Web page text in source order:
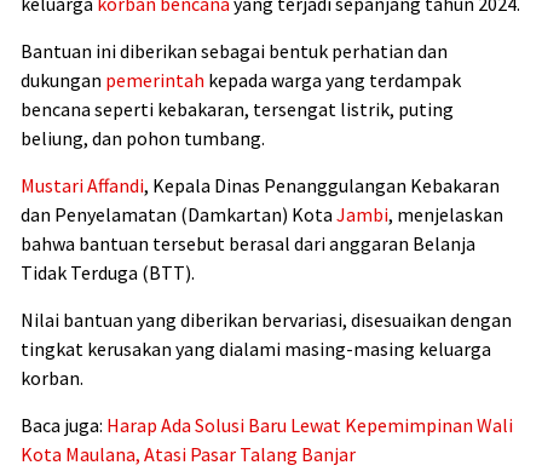
Bantuan ini diberikan sebagai bentuk perhatian dan
dukungan pemerintah kepada warga yang terdampak
bencana seperti kebakaran, tersengat listrik, puting
beliung, dan pohon tumbang.
Mustari Affandi, Kepala Dinas Penanggulangan Kebakaran
dan Penyelamatan (Damkartan) Kota Jambi, menjelaskan
bahwa bantuan tersebut berasal dari anggaran Belanja
Tidak Terduga (BTT).
Nilai bantuan yang diberikan bervariasi, disesuaikan dengan
tingkat kerusakan yang dialami masing-masing keluarga
korban.
Baca juga: Harap Ada Solusi Baru Lewat Kepemimpinan Wali
Kota Maulana, Atasi Pasar Talang Banjar